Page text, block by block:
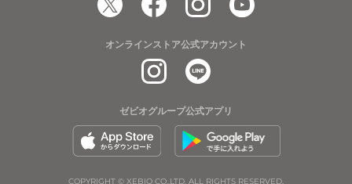
オンラインストア公式アカウント
ゼビオグループ公式アプリ
COPYRIGHT © XEBIO CO.,LTD. ALL RIGHTS RESERVED.